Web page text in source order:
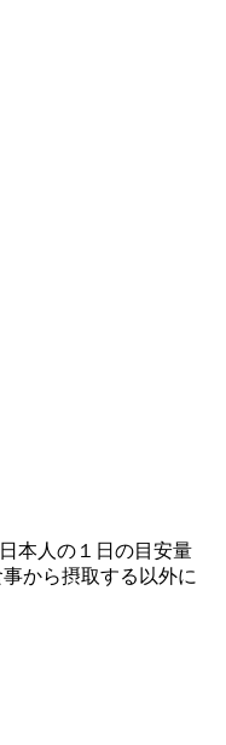
本人の１日の目安量
から摂取する以外に